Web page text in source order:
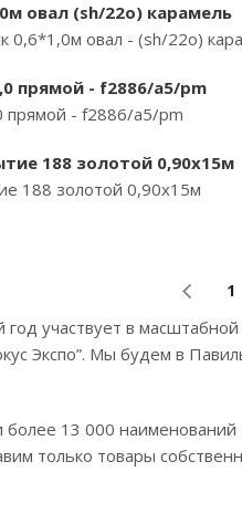
овал (sh/22o) карамель
0,6*1,0м овал - (sh/22o)
прямой - f2886/a5/pm
прямой - f2886/a5/pm
188 золотой 0,90х15м
188 золотой 0,90х15м
1
участвует в
Экспо”. Мы будем в
более 13 000
только товары